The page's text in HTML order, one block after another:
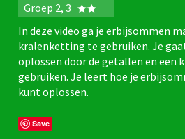
Groep 2, 3
In deze video ga je erbijsommen
kralenketting te gebruiken. Je
oplossen door de getallen en een
gebruiken. Je leert hoe je
kunt oplossen.
Save